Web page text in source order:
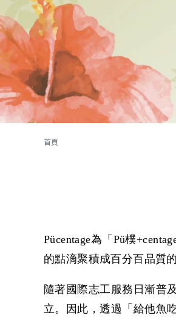
您在這裡
首頁
Pücentage為「Pü樸
的點滴聚積成百分百品質
隨著國際志工服務日漸普
立。因此，透過「給他魚